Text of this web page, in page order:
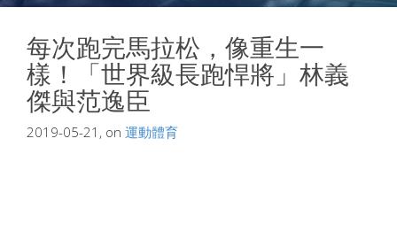
每次跑完馬拉松，像重生一
樣！「世界級長跑悍將」林義
傑與范逸臣
2019-05-21, on 運動體育